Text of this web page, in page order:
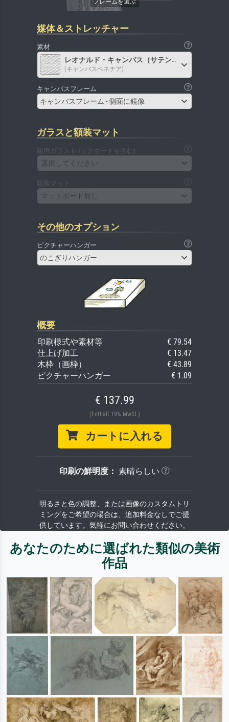
媒体＆ストレッチャー
素材
レオナルド・キャンバス（サテン）
(キャンバスベネチア)
キャンバスフレーム
キャンバスフレーム - 側面に鏡像
ガラスと額装マット
額用ガラス (バックボードを含む)
選択してください
額装マット
マットボード無し
その他のオプション
ピクチャーハンガー
のこぎりハンガー
概要
印刷様式や素材等
€ 79.54
仕上げ加工
€ 13.47
木枠（画枠）
€ 43.89
ピクチャーハンガー
€ 1.09
€ 137.99
(Enthält 19% MwSt.)
カートに入れる
印刷の鮮明度： 素晴らしい
明るさと色の調整、または画像のカスタムトリ
ミングをご希望の場合は、追加料金なしでご提
供しています。気軽にお問い合わせください。
あなたのために選ばれた類似の美術
作品